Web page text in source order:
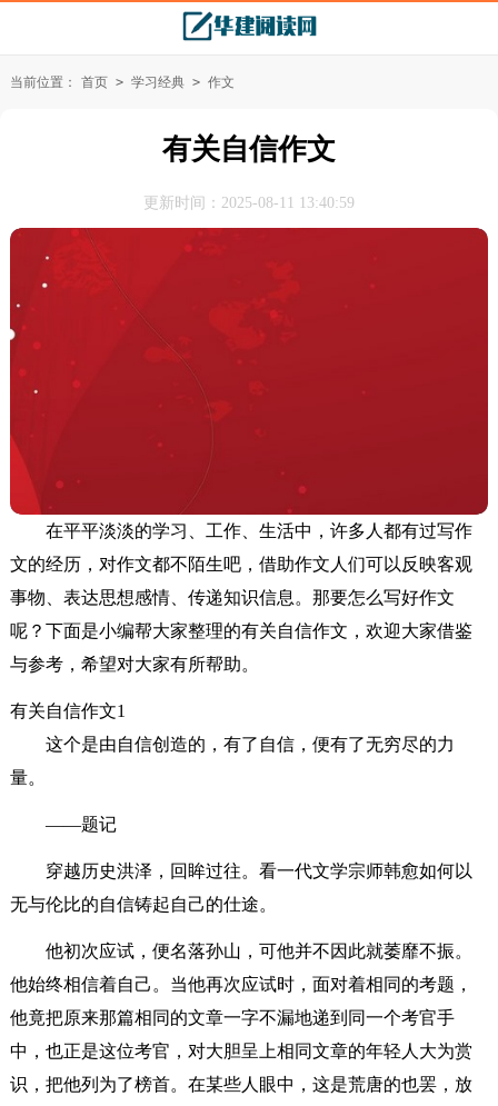
当前位置： 首页 > 学习经典 > 作文
有关自信作文
更新时间：2025-08-11 13:40:59
在平平淡淡的学习、工作、生活中，许多人都有过写作
文的经历，对作文都不陌生吧，借助作文人们可以反映客观
事物、表达思想感情、传递知识信息。那要怎么写好作文
呢？下面是小编帮大家整理的有关自信作文，欢迎大家借鉴
与参考，希望对大家有所帮助。
有关自信作文1
这个是由自信创造的，有了自信，便有了无穷尽的力
量。
——题记
穿越历史洪泽，回眸过往。看一代文学宗师韩愈如何以
无与伦比的自信铸起自己的仕途。
他初次应试，便名落孙山，可他并不因此就萎靡不振。
他始终相信着自己。当他再次应试时，面对着相同的考题，
他竟把原来那篇相同的文章一字不漏地递到同一个考官手
中，也正是这位考官，对大胆呈上相同文章的年轻人大为赏
识，把他列为了榜首。在某些人眼中，这是荒唐的也罢，放